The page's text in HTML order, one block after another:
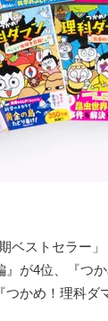
ベストセラー
』が4位、『つ
つかめ！理科